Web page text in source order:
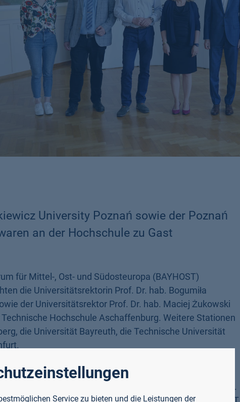
University Poznań sowie der Poznań
an der Hochschule zu Gast
für Mittel-, Ost- und Südosteuropa (BAYHOST)
die Universitätsrektorin Prof. Dr. hab. Bogumiła
der Universitätsrektor Prof. Dr. hab. Maciej Żukowski
Hochschule Aschaffenburg. Weitere Stationen
die Universität Bayreuth, die Technische Universität
für Studium und Lehre sowie Internationales und Prof. Dr.
Service zu bieten und die Leistungen der